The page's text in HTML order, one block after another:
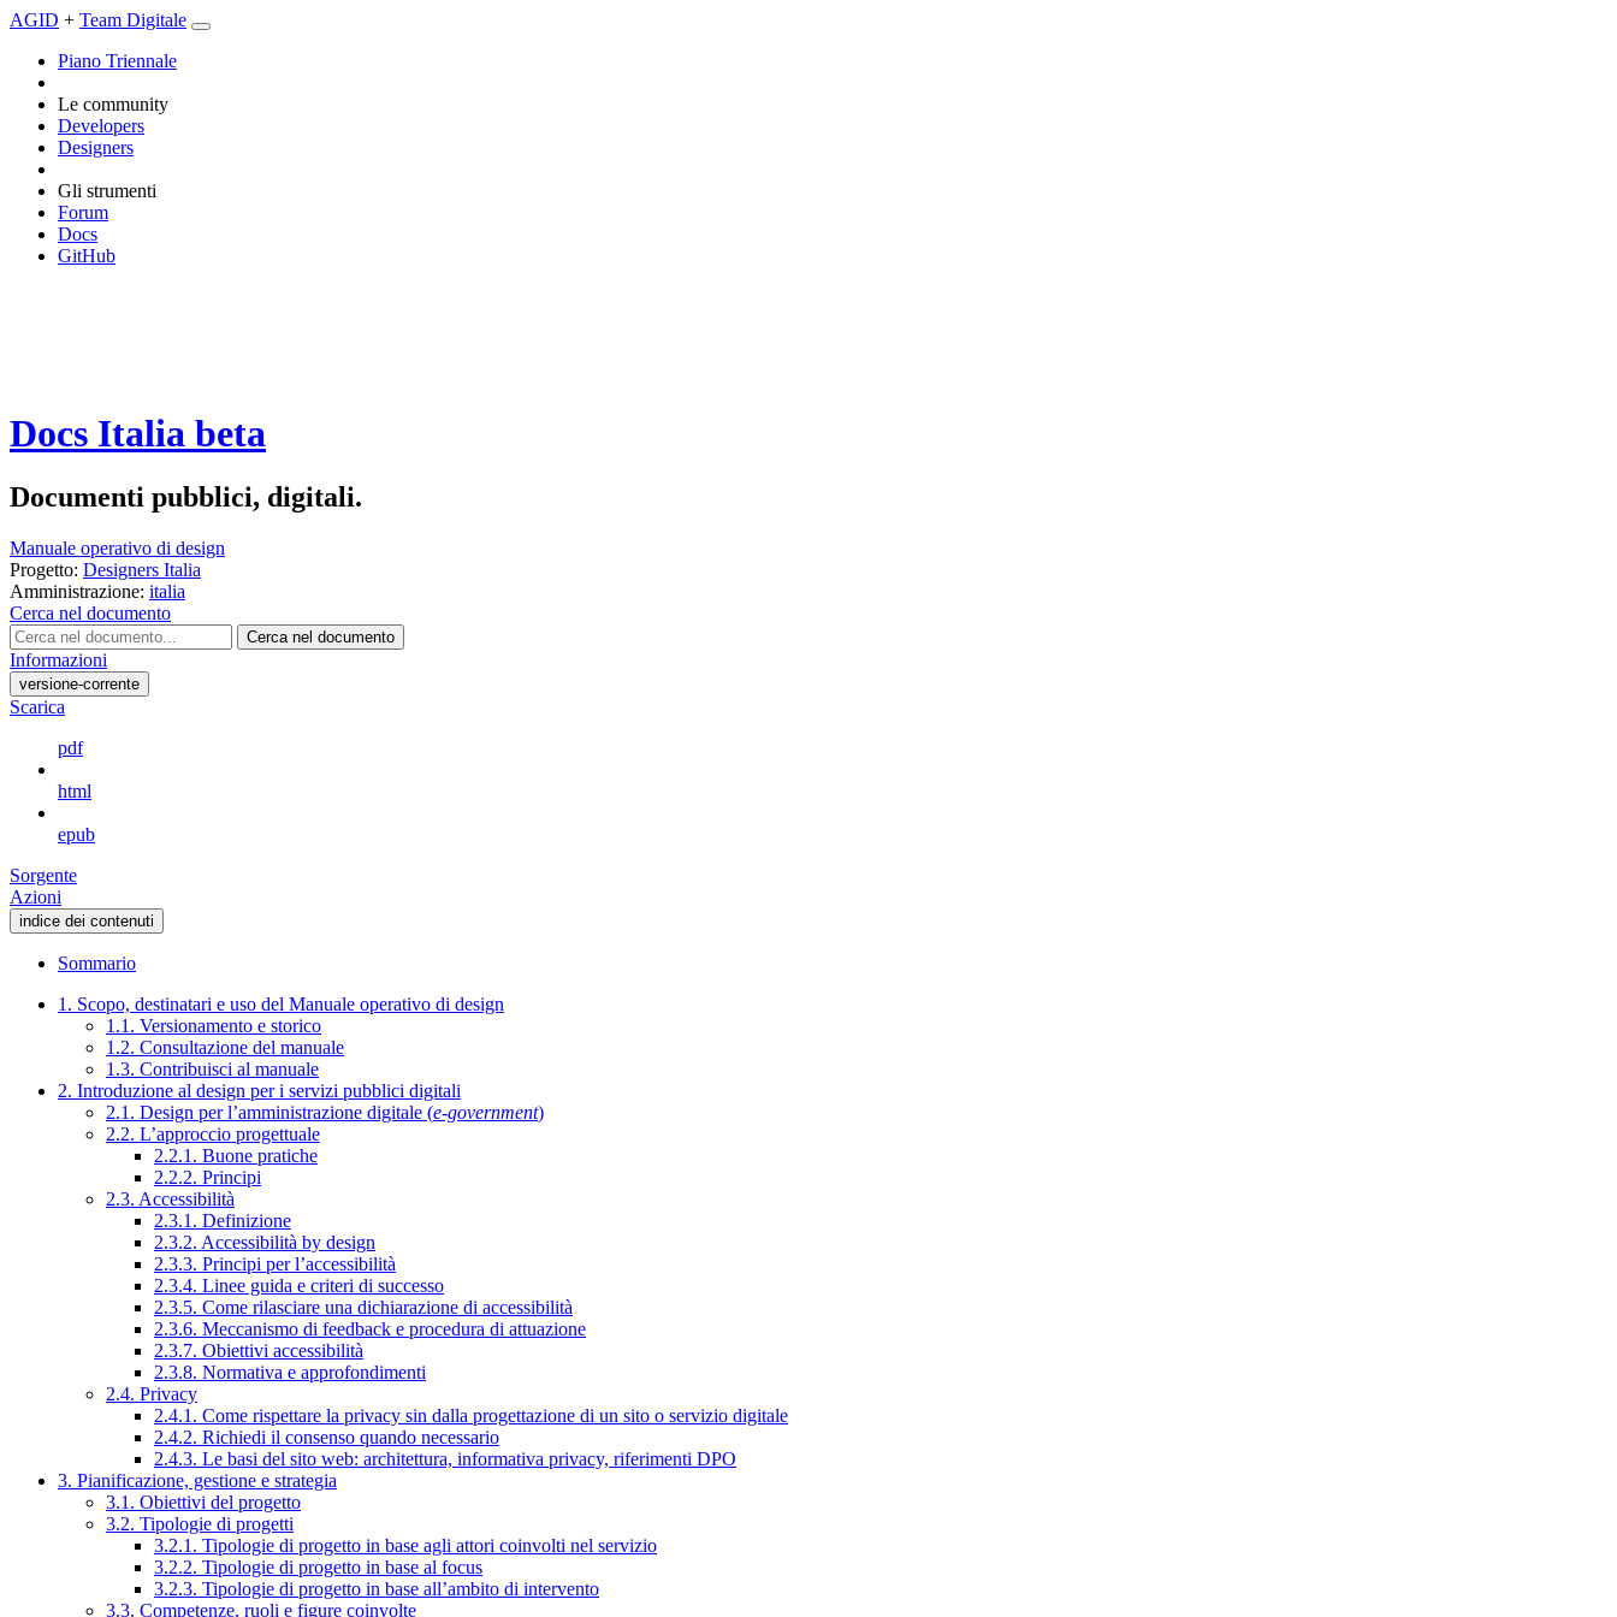
AGID + Team Digitale
Piano Triennale
Le community
Developers
Designers
Gli strumenti
Forum
Docs
GitHub
Docs Italia beta
Documenti pubblici, digitali.
Manuale operativo di design
Progetto: Designers Italia
Amministrazione: italia
Cerca nel documento
Cerca nel documento
Informazioni
versione-corrente
Scarica
pdf
html
epub
Sorgente
Azioni
indice dei contenuti
Sommario
1. Scopo, destinatari e uso del Manuale operativo di design
1.1. Versionamento e storico
1.2. Consultazione del manuale
1.3. Contribuisci al manuale
2. Introduzione al design per i servizi pubblici digitali
2.1. Design per l’amministrazione digitale (e-government)
2.2. L’approccio progettuale
2.2.1. Buone pratiche
2.2.2. Principi
2.3. Accessibilità
2.3.1. Definizione
2.3.2. Accessibilità by design
2.3.3. Principi per l’accessibilità
2.3.4. Linee guida e criteri di successo
2.3.5. Come rilasciare una dichiarazione di accessibilità
2.3.6. Meccanismo di feedback e procedura di attuazione
2.3.7. Obiettivi accessibilità
2.3.8. Normativa e approfondimenti
2.4. Privacy
2.4.1. Come rispettare la privacy sin dalla progettazione di un sito o servizio digitale
2.4.2. Richiedi il consenso quando necessario
2.4.3. Le basi del sito web: architettura, informativa privacy, riferimenti DPO
3. Pianificazione, gestione e strategia
3.1. Obiettivi del progetto
3.2. Tipologie di progetti
3.2.1. Tipologie di progetto in base agli attori coinvolti nel servizio
3.2.2. Tipologie di progetto in base al focus
3.2.3. Tipologie di progetto in base all’ambito di intervento
3.3. Competenze, ruoli e figure coinvolte